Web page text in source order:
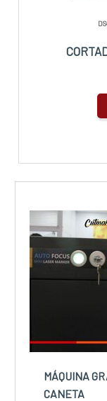
MÁQUINA
CANETA